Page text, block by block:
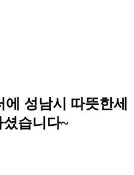
성남시 따뜻한세
습니다~